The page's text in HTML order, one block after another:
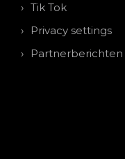
Tik Tok
Privacy settings
Partnerberichten